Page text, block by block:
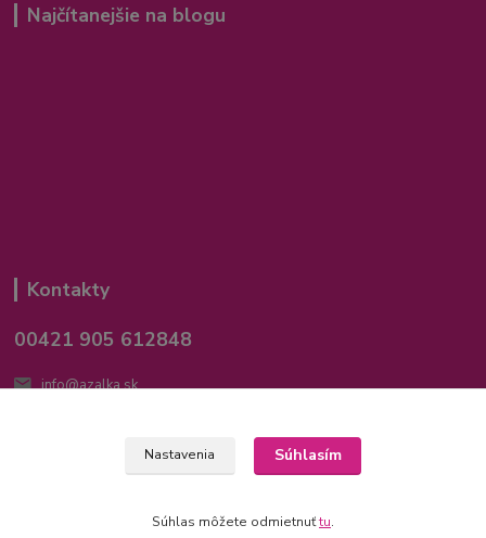
Najčítanejšie na blogu
Kontakty
00421 905 612848
info@azalka.sk
Nastavenia Súhlasím
Súhlas môžete odmietnuťtu.